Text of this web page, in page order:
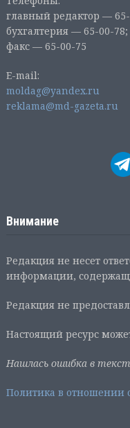
главный редактор —
бухгалтерия — 65-00-78;
факс — 65-00-75
E-mail:
moldag@yandex.ru
reklama@md-gazeta.ru
Внимание
Редакция не несет
информации,
Редакция не
Настоящий ресурс
Нашлась ошибка в
Политика в отношении